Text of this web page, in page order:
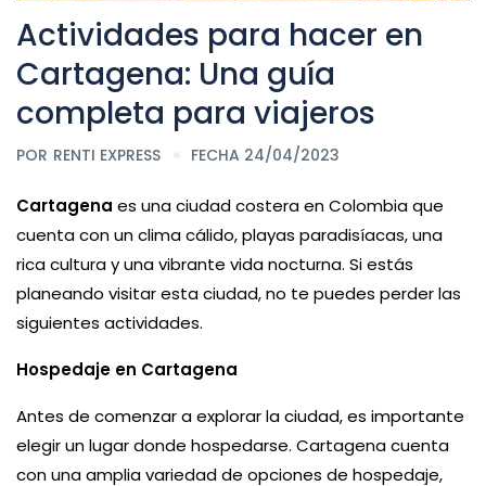
Actividades para hacer en
Cartagena: Una guía
completa para viajeros
POR RENTI EXPRESS FECHA 24/04/2023
Cartagena es una ciudad costera en Colombia que
cuenta con un clima cálido, playas paradisíacas, una
rica cultura y una vibrante vida nocturna. Si estás
planeando visitar esta ciudad, no te puedes perder las
siguientes actividades.
Hospedaje en Cartagena
Antes de comenzar a explorar la ciudad, es importante
elegir un lugar donde hospedarse. Cartagena cuenta
con una amplia variedad de opciones de hospedaje,